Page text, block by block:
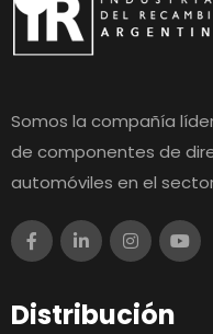
Somos la compañía
de componentes de
automóviles en el
Distribución